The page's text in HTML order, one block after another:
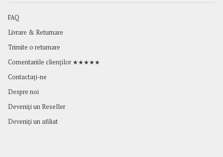
FAQ
Livrare & Returnare
Trimite o returnare
Comentariile clienților ★★★★★
Contactaţi-ne
Despre noi
Deveniți un Reseller
Deveniți un afiliat